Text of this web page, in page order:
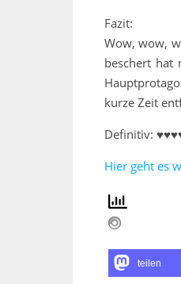
Fazit:
Wow, wow,
beschert hat
kurze Zeit
Definitiv:
Hier geht es
teilen